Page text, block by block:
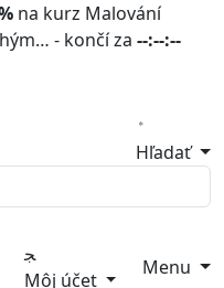
na kurz Malování
- končí za --:--:--
Hľadať
Môj účet
Menu